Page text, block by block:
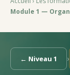
Module 1 —
← Niveau 1 ›